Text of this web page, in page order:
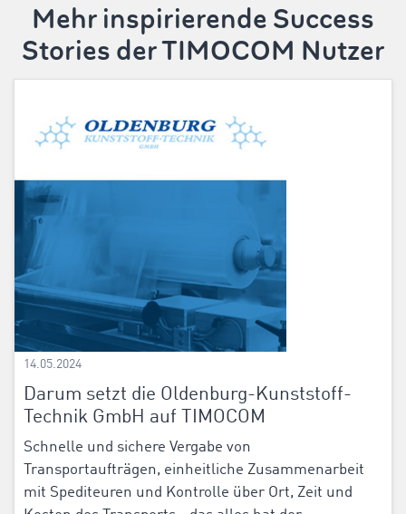
Mehr inspirierende Success
Stories der TIMOCOM Nutzer
14.05.2024
Darum setzt die Oldenburg-Kunststoff-
Technik GmbH auf TIMOCOM
Schnelle und sichere Vergabe von
Transportaufträgen, einheitliche Zusammenarbeit
mit Spediteuren und Kontrolle über Ort, Zeit und